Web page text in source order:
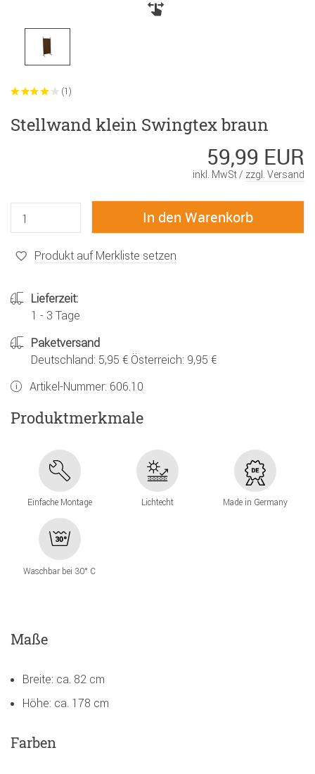
(1)
Stellwand klein Swingtex braun
59,99 EUR
inkl. MwSt / zzgl. Versand
Produkt auf Merkliste setzen
Lieferzeit:
1 - 3 Tage
Paketversand
Deutschland: 5,95 € Österreich: 9,95 €
Artikel-Nummer: 606.10
Produktmerkmale
Einfache Montage Lichtecht Made in Germany
Waschbar bei 30° C
Maße
Breite: ca. 82 cm
Höhe: ca. 178 cm
Farben